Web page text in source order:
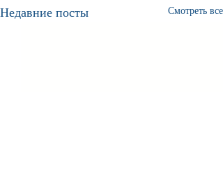
Недавние посты Смотреть все